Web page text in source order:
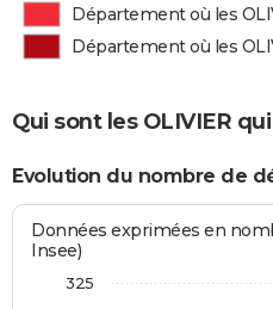
Département où les
Département où les
Qui sont les OLIVIER
Evolution du nombre de
Données exprimées en
Insee)
325